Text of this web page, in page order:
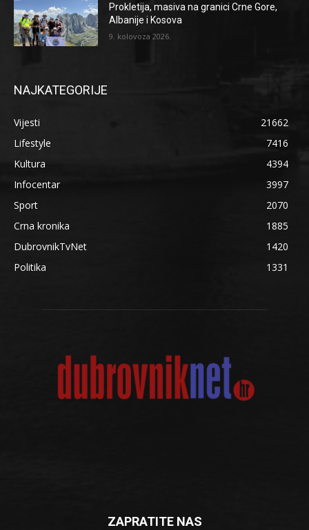
Prokletija, masiva na granici Crne Gore,
Albanije i Kosova
9. kolovoza 2026.
NAJKATEGORIJE
Vijesti
21662
Lifestyle
7416
Kultura
4394
Infocentar
3997
Sport
2070
Crna kronika
1885
DubrovnikTvNet
1420
Politika
1331
ZAPRATITE NAS